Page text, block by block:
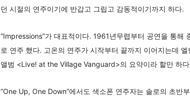
던 시절의 연주이기에 반갑고 그립고 감동적이기까지 하다.
“Impressions”가 대표적이다. 1961년무렵부터 공연을 통
로 연주 했다. 고온의 연주가 시작부터 끝까지 이어지는데
앨범 <Live! at the Village Vanguard>의 요약이라 할만 하
“One Up, One Down”에서도 색소폰 연주자는 솔로의 초반